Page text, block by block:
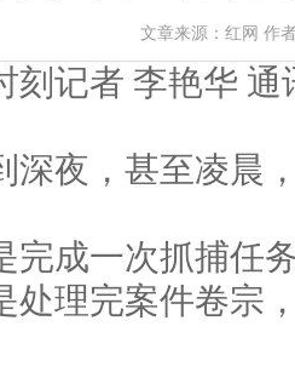
文章来源：红网 作
记者 李艳华 通
夜，甚至凌晨，
成一次抓捕任务
处理完案件卷宗